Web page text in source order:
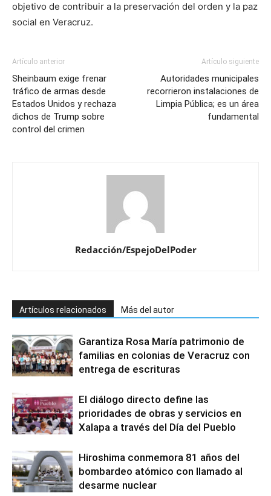
objetivo de contribuir a la preservación del orden y la paz
social en Veracruz.
Artículo anterior
Sheinbaum exige frenar
tráfico de armas desde
Estados Unidos y rechaza
dichos de Trump sobre
control del crimen
Artículo siguiente
Autoridades municipales
recorrieron instalaciones de
Limpia Pública; es un área
fundamental
Redacción/EspejoDelPoder
Artículos relacionados Más del autor
Garantiza Rosa María patrimonio de
familias en colonias de Veracruz con
entrega de escrituras
El diálogo directo define las
prioridades de obras y servicios en
Xalapa a través del Día del Pueblo
Hiroshima conmemora 81 años del
bombardeo atómico con llamado al
desarme nuclear